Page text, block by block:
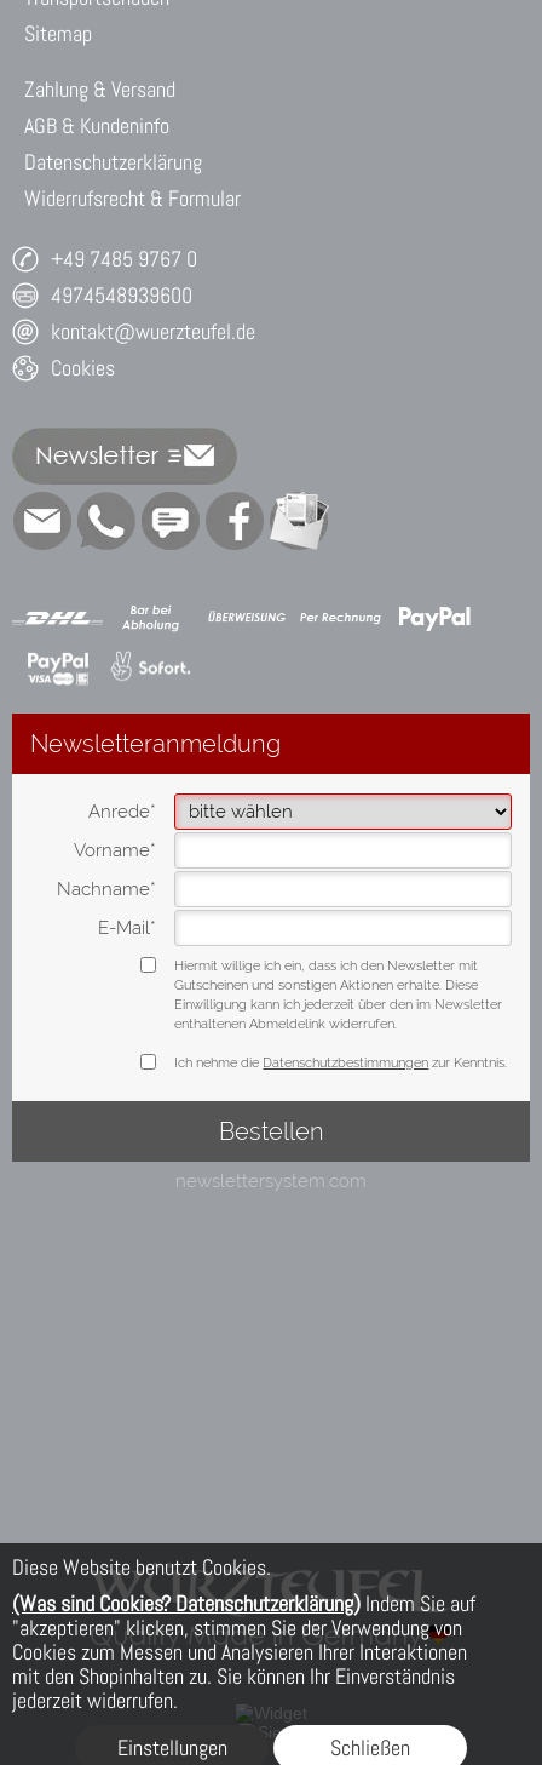
Diese Website benutzt Cookies.
(Was sind Cookies? Datenschutzerklärung) Indem Sie auf
"akzeptieren" klicken, stimmen Sie der Verwendung von
Cookies zum Messen und Analysieren Ihrer Interaktionen
mit den Shopinhalten zu. Sie können Ihr Einverständnis
jederzeit widerrufen.
Einstellungen
Schließen
Sitemap
Zahlung & Versand
AGB & Kundeninfo
Datenschutzerklärung
Widerrufsrecht & Formular
+49 7485 9767 0
4974548939600
kontakt@wuerzteufel.de
Cookies